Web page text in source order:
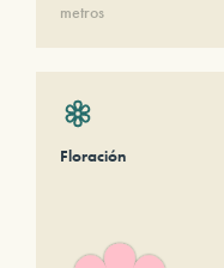
metros
Floración